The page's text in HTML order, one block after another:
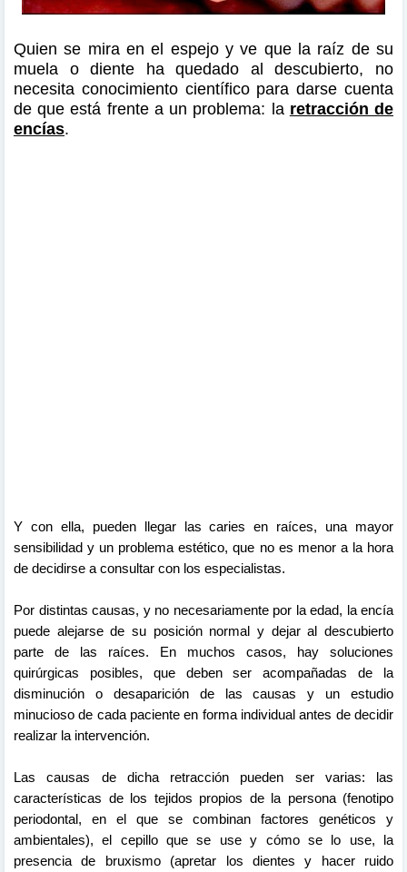
Quien se mira en el espejo y ve que la raíz de su
muela o diente ha quedado al descubierto, no
necesita conocimiento científico para darse cuenta
de que está frente a un problema: la retracción de
encías.
Y con ella, pueden llegar las caries en raíces, una mayor
sensibilidad y un problema estético, que no es menor a la hora
de decidirse a consultar con los especialistas.
Por distintas causas, y no necesariamente por la edad, la encía
puede alejarse de su posición normal y dejar al descubierto
parte de las raíces. En muchos casos, hay soluciones
quirúrgicas posibles, que deben ser acompañadas de la
disminución o desaparición de las causas y un estudio
minucioso de cada paciente en forma individual antes de decidir
realizar la intervención.
Las causas de dicha retracción pueden ser varias: las
características de los tejidos propios de la persona (fenotipo
periodontal, en el que se combinan factores genéticos y
ambientales), el cepillo que se use y cómo se lo use, la
presencia de bruxismo (apretar los dientes y hacer ruido